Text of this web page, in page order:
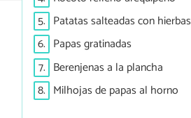
5. Patatas salteadas con hierbas
6. Papas gratinadas
7. Berenjenas a la plancha
8. Milhojas de papas al horno